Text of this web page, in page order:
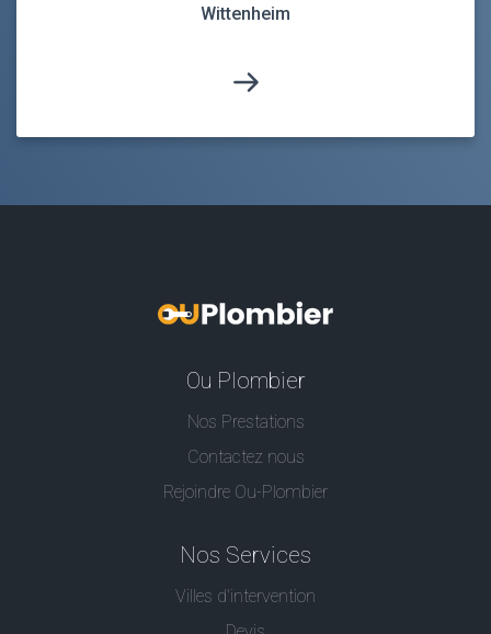
Wittenheim
Ou Plombier
Nos Prestations
Contactez nous
Rejoindre Ou-Plombier
Nos Services
Villes d'intervention